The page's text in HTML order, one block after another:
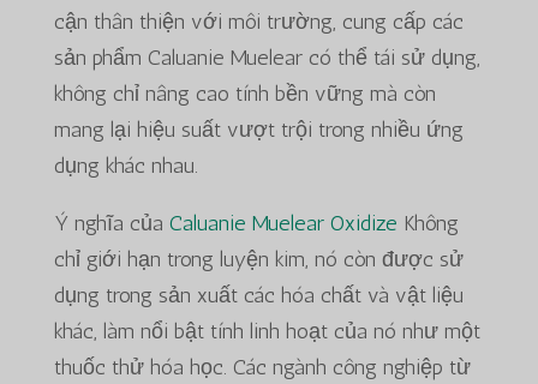
cận thân thiện với môi trường, cung cấp các
sản phẩm Caluanie Muelear có thể tái sử dụng,
không chỉ nâng cao tính bền vững mà còn
mang lại hiệu suất vượt trội trong nhiều ứng
dụng khác nhau.
Ý nghĩa của Caluanie Muelear Oxidize Không
chỉ giới hạn trong luyện kim, nó còn được sử
dụng trong sản xuất các hóa chất và vật liệu
khác, làm nổi bật tính linh hoạt của nó như một
thuốc thử hóa học. Các ngành công nghiệp từ